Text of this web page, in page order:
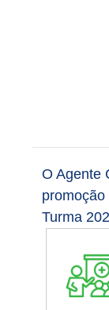
O Agente
Turma